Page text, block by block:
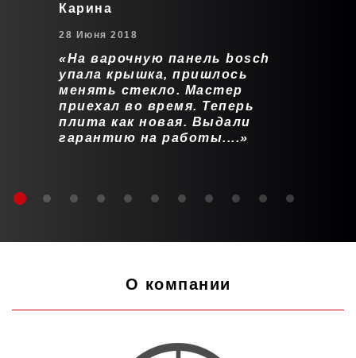
Карина
28 Июня 2018
На варочную панель bosch
упала крышка, пришлось
менять стекло. Мастер
приехал во время. Теперь
плита как новая. Выдали
гарантию на работы....
О компании